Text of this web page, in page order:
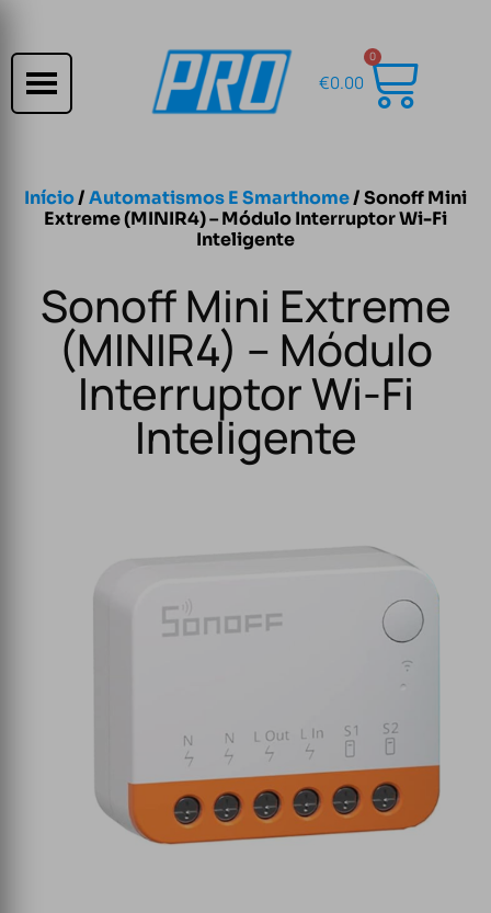
€0.00
0
Início/Automatismos E Smarthome/ Sonoff Mini
Extreme (MINIR4) – Módulo Interruptor Wi-Fi
Inteligente
Sonoff Mini Extreme
(MINIR4) – Módulo
Interruptor Wi-Fi
Inteligente